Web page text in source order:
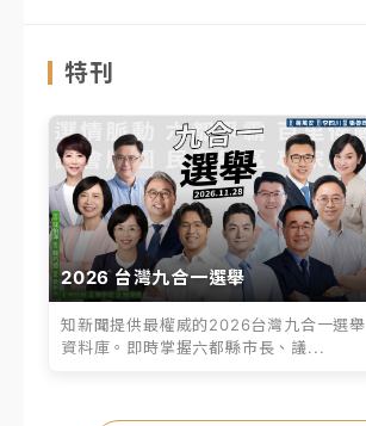
特刊
2026 台灣九合一選舉
知新聞提供最權威的2026台灣九合一選舉
資料庫。即時掌握六都縣市長、議...